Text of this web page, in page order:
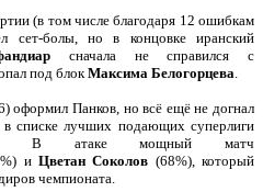
(в том числе благодаря 12 ошибкам
сет-болы, но в концовке иранский
сначала не справился с
под блокМаксима Белогорцева.
оформил Панков, но всё ещё не догнал
списке лучших подающих суперлиги
В атаке мощный матч
и Цветан Соколов (68%), который
чемпионата.